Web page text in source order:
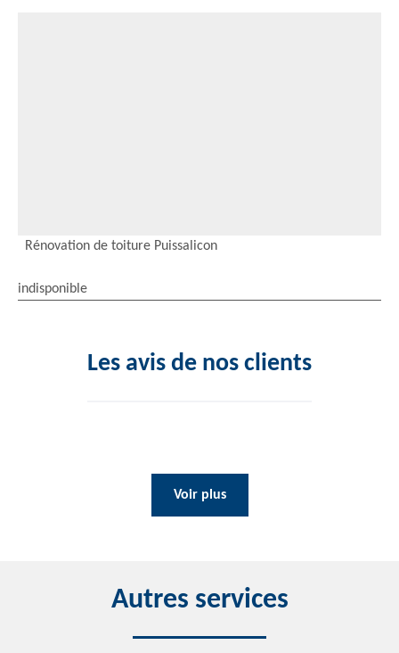
Rénovation de toiture Puissalicon
indisponible
Les avis de nos clients
Voir plus
Autres services